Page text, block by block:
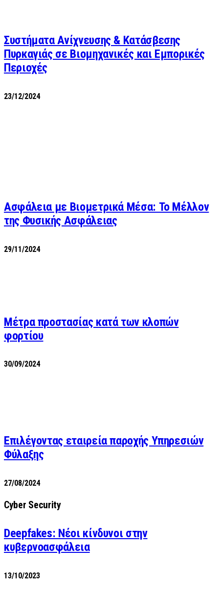
Συστήματα Ανίχνευσης & Κατάσβεσης
Πυρκαγιάς σε Βιομηχανικές και Εμπορικές
Περιοχές
23/12/2024
Ασφάλεια με Βιομετρικά Μέσα: Το Μέλλον
της Φυσικής Ασφάλειας
29/11/2024
Μέτρα προστασίας κατά των κλοπών
φορτίου
30/09/2024
Επιλέγοντας εταιρεία παροχής Υπηρεσιών
Φύλαξης
27/08/2024
Cyber Security
Deepfakes: Νέοι κίνδυνοι στην
κυβερνοασφάλεια
13/10/2023